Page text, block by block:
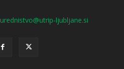
urednistvo@utrip-ljubljane.si